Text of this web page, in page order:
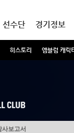
히스토리 엠블럼 캐릭
선수단 경기정보
사보고서